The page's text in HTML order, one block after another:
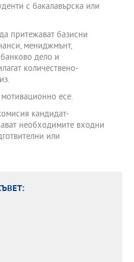
с бакалавърска или
притежават базисни
мениджмънт,
дело и
количествено-
есе.
кандидат-
необходимите входни
или